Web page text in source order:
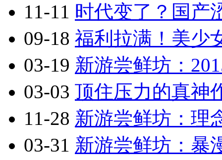
11-11 时代变了？国产
09-18 福利拉满！美少
03-19 新游尝鲜坊：
03-03 顶住压力的真神
11-28 新游尝鲜坊：理
03-31 新游尝鲜坊：暴